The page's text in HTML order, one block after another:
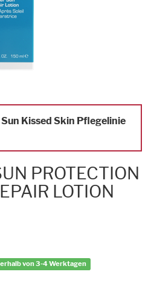
Kissed Skin Pflegelinie
PROTECTION
LOTION
von 3-4 Werktagen